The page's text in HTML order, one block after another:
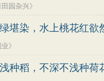
园杂兴》
堪染，水上桃花红欲
》
种稻，不深不浅种荷